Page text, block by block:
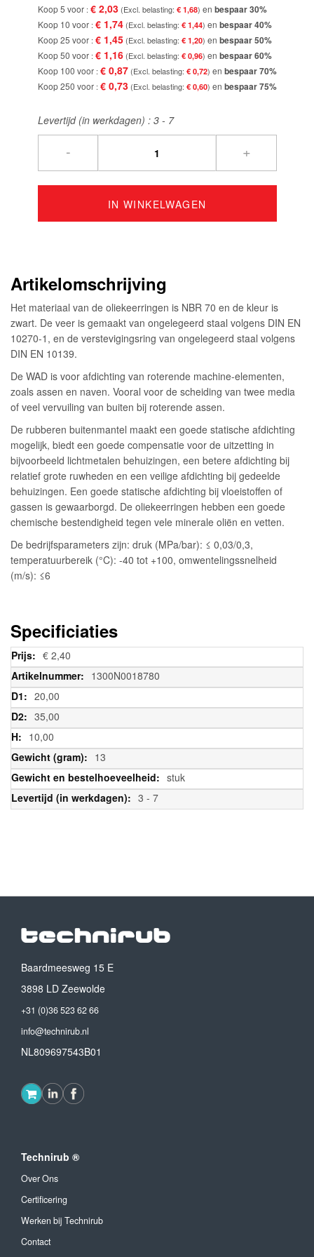
Koop 5 voor € 2,03 € 1,68 en bespaar30%
Koop 10 voor € 1,74 € 1,44 en bespaar40%
Koop 25 voor € 1,45 € 1,20 en bespaar50%
Koop 50 voor € 1,16 € 0,96 en bespaar60%
Koop 100 voor € 0,87 € 0,72 en bespaar70%
Koop 250 voor € 0,73 € 0,60 en bespaar75%
Levertijd (in werkdagen) : 3 - 7
- +
IN WINKELWAGEN
Artikelomschrijving
Het materiaal van de oliekeerringen is NBR 70 en de kleur is
zwart. De veer is gemaakt van ongelegeerd staal volgens DIN EN
10270-1, en de verstevigingsring van ongelegeerd staal volgens
DIN EN 10139.
De WAD is voor afdichting van roterende machine-elementen,
zoals assen en naven. Vooral voor de scheiding van twee media
of veel vervuiling van buiten bij roterende assen.
De rubberen buitenmantel maakt een goede statische afdichting
mogelijk, biedt een goede compensatie voor de uitzetting in
bijvoorbeeld lichtmetalen behuizingen, een betere afdichting bij
relatief grote ruwheden en een veilige afdichting bij gedeelde
behuizingen. Een goede statische afdichting bij vloeistoffen of
gassen is gewaarborgd. De oliekeerringen hebben een goede
chemische bestendigheid tegen vele minerale oliën en vetten.
De bedrijfsparameters zijn: druk (MPa/bar): ≤ 0,03/0,3,
temperatuurbereik (°C): -40 tot +100, omwentelingssnelheid
(m/s): ≤6
Specificiaties
Meer
informatie
€ 2,40
1300N0018780
20,00
35,00
10,00
13
stuk
3 - 7
Baardmeesweg 15 E
3898 LD Zeewolde
+31 (0)36 523 62 66
info@technirub.nl
NL809697543B01
Technirub ®
Over Ons
Certificering
Werken bij Technirub
Contact